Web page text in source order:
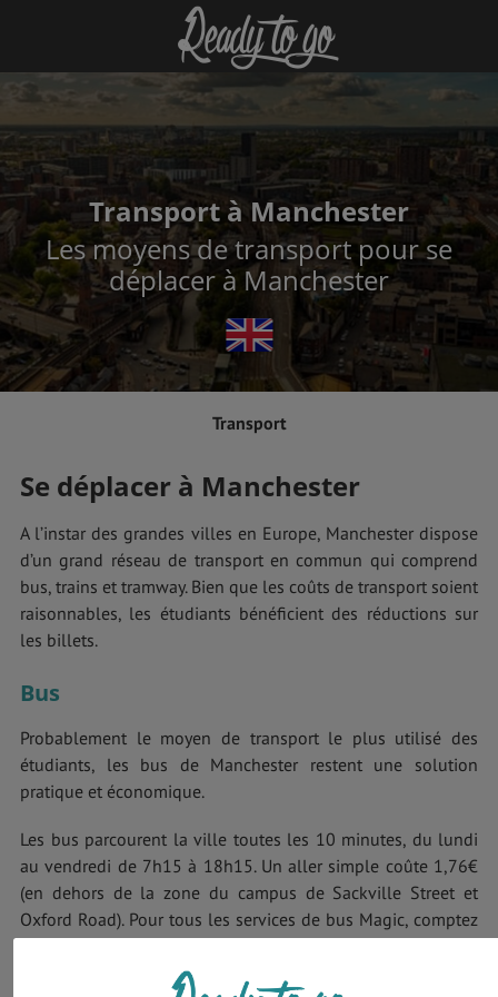
Transport à Manchester
Les moyens de transport pour se
déplacer à Manchester
Transport
Se déplacer à Manchester
A l’instar des grandes villes en Europe, Manchester dispose
d’un grand réseau de transport en commun qui comprend
bus, trains et tramway. Bien que les coûts de transport soient
raisonnables, les étudiants bénéficient des réductions sur
les billets.
Bus
Probablement le moyen de transport le plus utilisé des
étudiants, les bus de Manchester restent une solution
pratique et économique.
Les bus parcourent la ville toutes les 10 minutes, du lundi
au vendredi de 7h15 à 18h15. Un aller simple coûte 1,76€
(en dehors de la zone du campus de Sackville Street et
Oxford Road). Pour tous les services de bus Magic, comptez
un billet de 7 jours pour le bus Stagecoach au prix de